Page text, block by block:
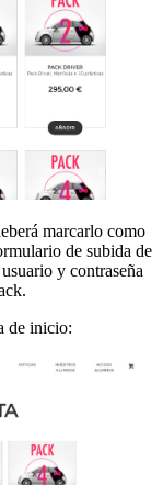
marcarlo como
de subida de
y contraseña
de inicio: